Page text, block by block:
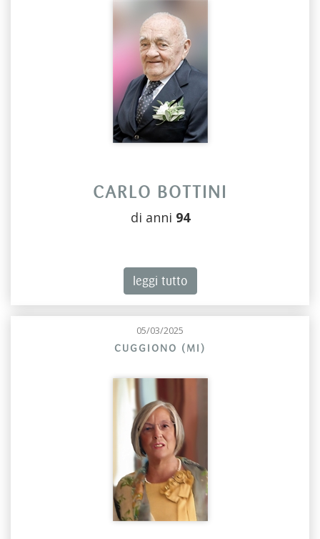
CARLO BOTTINI
di anni 94
leggi tutto
05/03/2025
CUGGIONO (MI)